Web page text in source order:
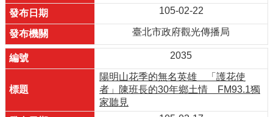
105-02-22
臺北市政府觀光傳播局
2035
陽明山花季的無名英雄 「護花使
者」陳班長的30年鄉土情 FM93.1獨
家聽見